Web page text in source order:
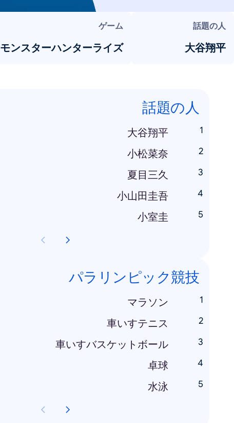
話題の人
大谷翔平
ゲーム
モンスターハンターライズ
話題の人
大谷翔平
小松菜奈
夏目三久
小山田圭吾
小室圭
パラリンピック競技
マラソン
車いすテニス
車いすバスケットボール
卓球
水泳